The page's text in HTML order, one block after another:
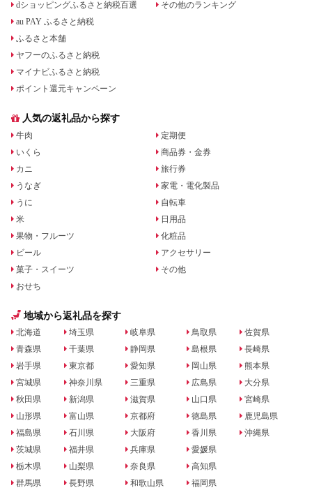
dショッピングふるさと納税百選
au PAY ふるさと納税
ふるさと本舗
ヤフーのふるさと納税
マイナビふるさと納税
ポイント還元キャンペーン
その他のランキング
人気の返礼品から探す
牛肉
いくら
カニ
うなぎ
うに
米
果物・フルーツ
ビール
菓子・スイーツ
おせち
定期便
商品券・金券
旅行券
家電・電化製品
自転車
日用品
化粧品
アクセサリー
その他
地域から返礼品を探す
北海道
青森県
岩手県
宮城県
秋田県
山形県
福島県
茨城県
栃木県
群馬県
埼玉県
千葉県
東京都
神奈川県
新潟県
富山県
石川県
福井県
山梨県
長野県
岐阜県
静岡県
愛知県
三重県
滋賀県
京都府
大阪府
兵庫県
奈良県
和歌山県
鳥取県
島根県
岡山県
広島県
山口県
徳島県
香川県
愛媛県
高知県
福岡県
佐賀県
長崎県
熊本県
大分県
宮崎県
鹿児島県
沖縄県